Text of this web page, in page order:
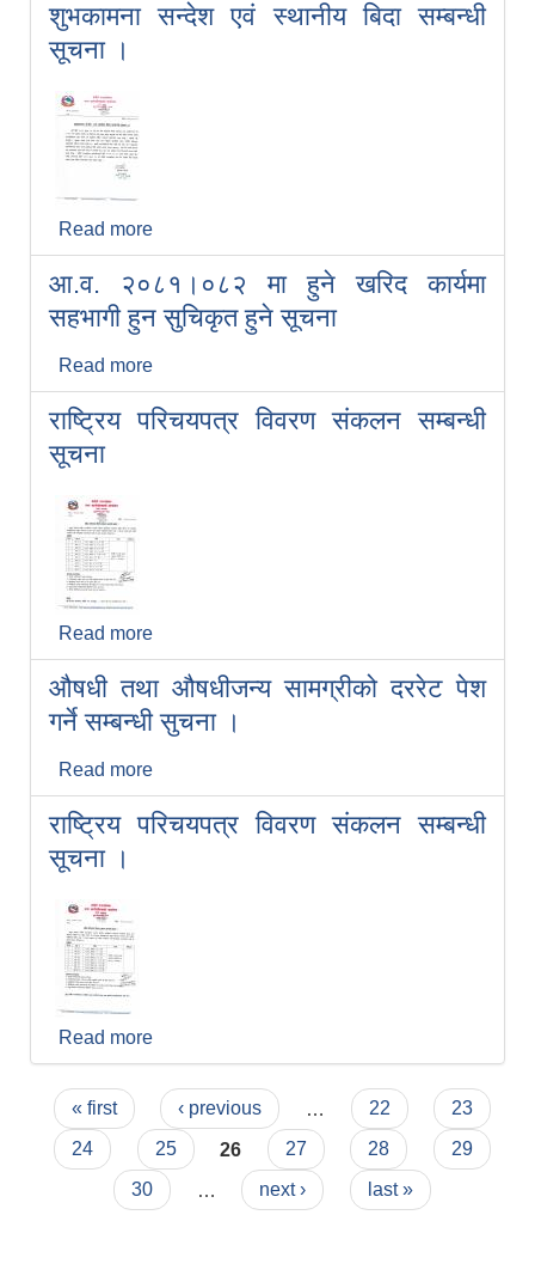
शुभकामना सन्देश एवं स्थानीय बिदा सम्बन्धी
सूचना ।
Read more
सूचना ।
आ.व. २०८१।०८२ मा हुने खरिद कार्यमा
सहभागी हुन सुचिकृत हुने सूचना
Read more
सहभागी हुन सुचिकृत हुने सूचना
राष्ट्रिय परिचयपत्र विवरण संकलन सम्बन्धी
सूचना
Read more
सूचना
औषधी तथा औषधीजन्य सामग्रीको दररेट पेश
गर्ने सम्बन्धी सुचना ।
Read more
गर्ने सम्बन्धी सुचना ।
राष्ट्रिय परिचयपत्र विवरण संकलन सम्बन्धी
सूचना ।
Read more
सूचना ।
Pages
« first ‹ previous 22
23
24
25 26 27 28
29
30
next › last »